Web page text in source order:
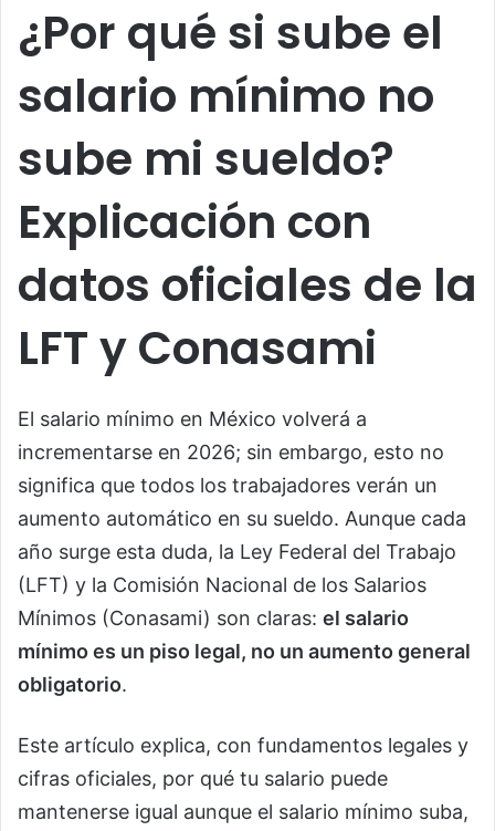
¿Por qué si sube el
salario mínimo no
sube mi sueldo?
Explicación con
datos oficiales de la
LFT y Conasami
El salario mínimo en México volverá a
incrementarse en 2026; sin embargo, esto no
significa que todos los trabajadores verán un
aumento automático en su sueldo. Aunque cada
año surge esta duda, la Ley Federal del Trabajo
(LFT) y la Comisión Nacional de los Salarios
Mínimos (Conasami) son claras: el salario
mínimo es un piso legal, no un aumento general
obligatorio.
Este artículo explica, con fundamentos legales y
cifras oficiales, por qué tu salario puede
mantenerse igual aunque el salario mínimo suba,